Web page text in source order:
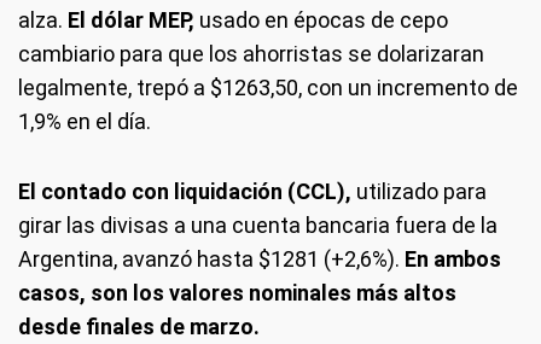
alza. El dólar MEP, usado en épocas de cepo
cambiario para que los ahorristas se dolarizaran
legalmente, trepó a $1263,50, con un incremento de
1,9% en el día.
El contado con liquidación (CCL), utilizado para
girar las divisas a una cuenta bancaria fuera de la
Argentina, avanzó hasta $1281 (+2,6%). En ambos
casos, son los valores nominales más altos
desde finales de marzo.